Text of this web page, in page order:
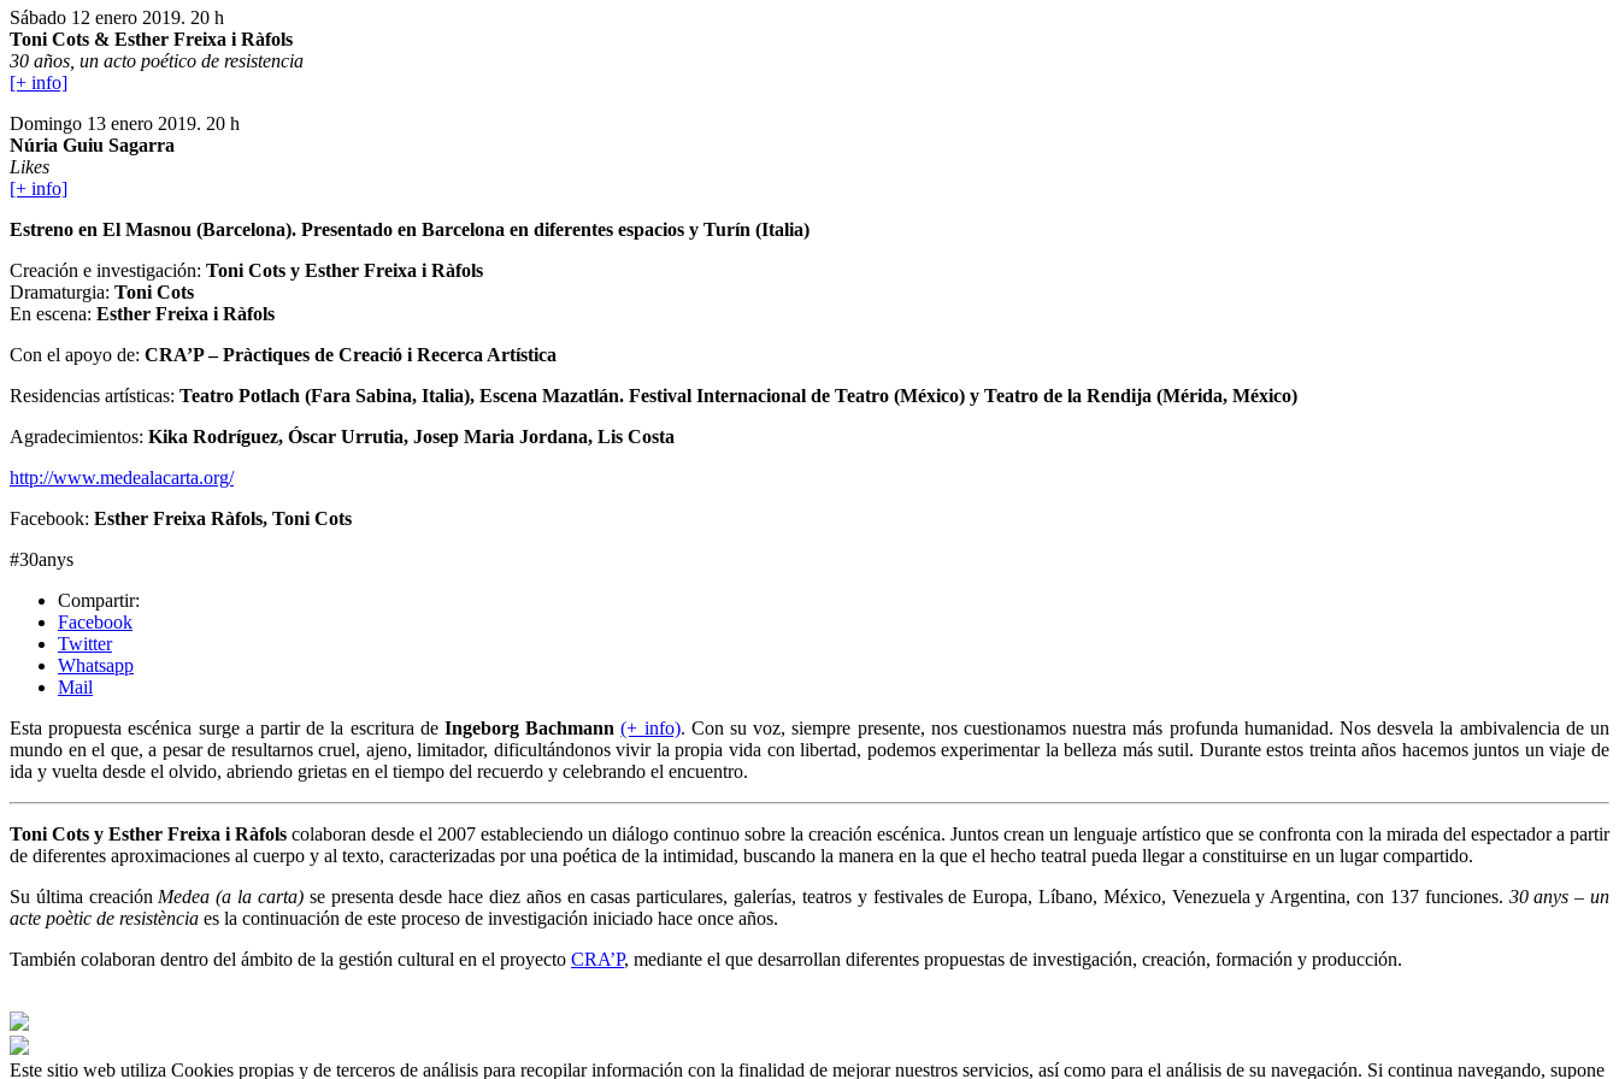
Sábado 12 enero 2019. 20 h
Toni Cots & Esther Freixa i Ràfols
30 años, un acto poético de resistencia
[+ info]
Domingo 13 enero 2019. 20 h
Núria Guiu Sagarra
Likes
[+ info]
Estreno en El Masnou (Barcelona). Presentado en Barcelona en diferentes espacios y Turín (Italia)
Creación e investigación: Toni Cots y Esther Freixa i Ràfols
Dramaturgia: Toni Cots
En escena: Esther Freixa i Ràfols
Con el apoyo de: CRA’P – Pràctiques de Creació i Recerca Artística
Residencias artísticas: Teatro Potlach (Fara Sabina, Italia), Escena Mazatlán. Festival Internacional de Teatro (México) y Teatro de la Rendija (Mérida, México)
Agradecimientos: Kika Rodríguez, Óscar Urrutia, Josep Maria Jordana, Lis Costa
http://www.medealacarta.org/
Facebook: Esther Freixa Ràfols, Toni Cots
#30anys
Compartir:
Facebook
Twitter
Whatsapp
Mail
Esta propuesta escénica surge a partir de la escritura de Ingeborg Bachmann(+ info). Con su voz, siempre presente, nos cuestionamos nuestra más profunda humanidad. Nos desvela la ambivalencia de un
mundo en el que, a pesar de resultarnos cruel, ajeno, limitador, dificultándonos vivir la propia vida con libertad, podemos experimentar la belleza más sutil. Durante estos treinta años hacemos juntos un viaje de
ida y vuelta desde el olvido, abriendo grietas en el tiempo del recuerdo y celebrando el encuentro.
Toni Cots y Esther Freixa i Ràfols colaboran desde el 2007 estableciendo un diálogo continuo sobre la creación escénica. Juntos crean un lenguaje artístico que se confronta con la mirada del espectador a partir
de diferentes aproximaciones al cuerpo y al texto, caracterizadas por una poética de la intimidad, buscando la manera en la que el hecho teatral pueda llegar a constituirse en un lugar compartido.
Su última creación Medea (a la carta) se presenta desde hace diez años en casas particulares, galerías, teatros y festivales de Europa, Líbano, México, Venezuela y Argentina, con 137 funciones. 30 anys – un
acte poètic de resistència es la continuación de este proceso de investigación iniciado hace once años.
También colaboran dentro del ámbito de la gestión cultural en el proyecto CRA’P, mediante el que desarrollan diferentes propuestas de investigación, creación, formación y producción.
Este sitio web utiliza Cookies propias y de terceros de análisis para recopilar información con la finalidad de mejorar nuestros servicios, así como para el análisis de su navegación. Si continua navegando, supone